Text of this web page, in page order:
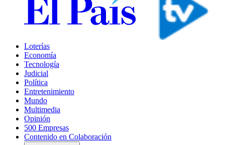
Loterías
Economía
Tecnología
Judicial
Política
Entretenimiento
Mundo
Multimedia
Opinión
500 Empresas
Contenido en Colaboración